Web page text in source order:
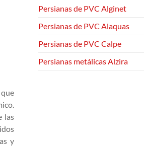
las
y
Persianas de PVC Alginet
Persianas de PVC Alaquas
Persianas de PVC Calpe
Persianas metálicas Alzira